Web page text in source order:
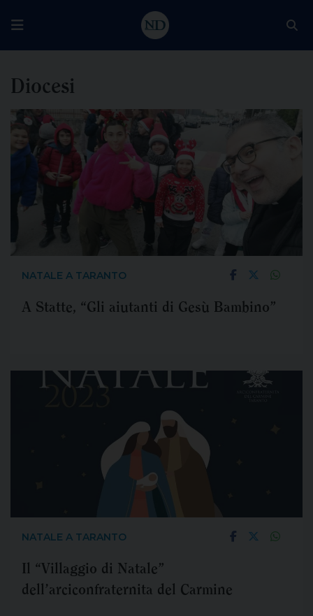
Diocesi
NATALE A TARANTO
A Statte, “Gli aiutanti di Gesù Bambino”
NATALE A TARANTO
Il “Villaggio di Natale”
dell’arciconfraternita del Carmine